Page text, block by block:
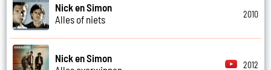
Nick en Simon
Alles of niets
2010
Nick en Simon
2012